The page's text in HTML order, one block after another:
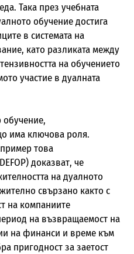
Така през учебната
обучение достига
в системата на
като разликата между
на обучението
участие в дуалната
обучение,
има ключова роля.
това
доказват, че
на дуалното
свързано както с
на компаниите
на възвращаемост на
на финанси и време към
пригодност за заетост